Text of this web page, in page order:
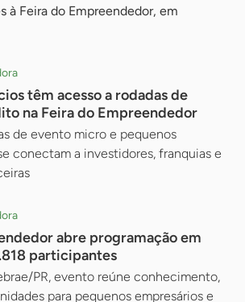
à Feira do Empreendedor, em
têm acesso a rodadas de
na Feira do Empreendedor
de evento micro e pequenos
conectam a investidores, franquias e
abre programação em
participantes
PR, evento reúne conhecimento,
para pequenos empresários e